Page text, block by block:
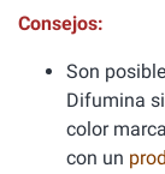
Consejos:
Son
Difumina
color
con un